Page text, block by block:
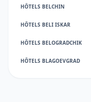
HÔTELS BELCHIN
HÔTELS BELI ISKAR
HÔTELS BELOGRADCHIK
HÔTELS BLAGOEVGRAD